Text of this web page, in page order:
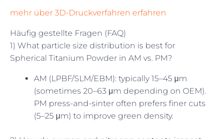
mehr über 3D-Druckverfahren erfahren
Häufig gestellte Fragen (FAQ)
1) What particle size distribution is best for
Spherical Titanium Powder in AM vs. PM?
AM (LPBF/SLM/EBM): typically 15–45 μm
(sometimes 20–63 μm depending on OEM).
PM press-and-sinter often prefers finer cuts
(5–25 μm) to improve green density.